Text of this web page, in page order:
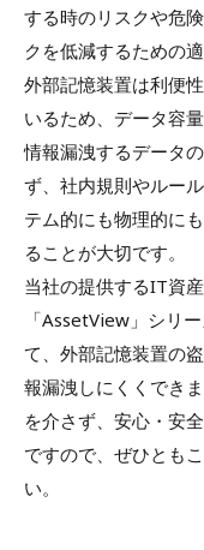
する時のリスクや危
クを低減するための
外部記憶装置は利便
いるため、データ容
情報漏洩するデータ
ず、社内規則やルー
テム的にも物理的に
ることが大切です。
当社の提供するIT資
「AssetView」シリ
て、外部記憶装置の
報漏洩しにくくでき
を介さず、安心・安
ですので、ぜひとも
い。